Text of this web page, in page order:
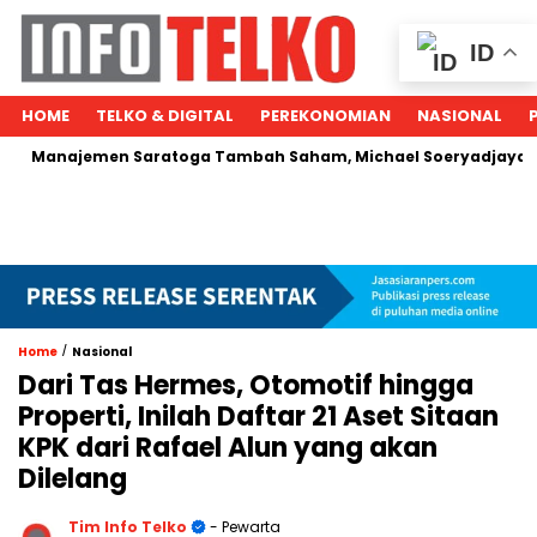
HOME TELKO & DIGITAL PEREKONOMIAN NASIONAL
Saratoga Tambah Saham, Michael Soeryadjaya
Home / Nasional
Dari Tas Hermes, Otomotif hingga
Properti, Inilah Daftar 21 Aset Sitaan
KPK dari Rafael Alun yang akan
Dilelang
Tim Info Telko - Pewarta
ID